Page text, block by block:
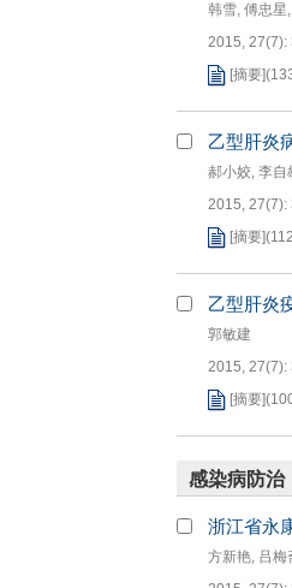
韩雪 , 傅忠星,
2015, 27(7):
[摘要](
乙型肝炎
郝小姣, 李自
2015, 27(7):
[摘要](
乙型肝炎
郭敏建
2015, 27(7):
[摘要](
感染病防治
浙江省永
方新艳, 吕梅